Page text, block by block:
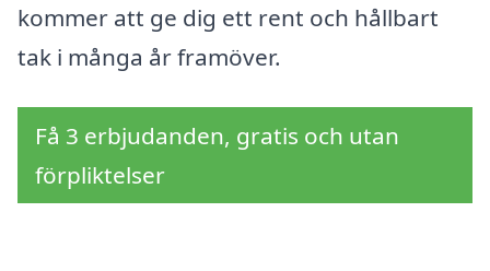
kommer att ge dig ett rent och hållbart
tak i många år framöver.
Få 3 erbjudanden, gratis och utan
förpliktelser